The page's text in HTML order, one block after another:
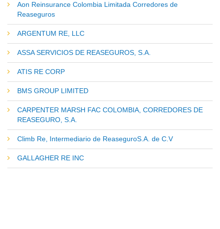
Aon Reinsurance Colombia Limitada Corredores de
Reaseguros
ARGENTUM RE, LLC
ASSA SERVICIOS DE REASEGUROS, S.A.
ATIS RE CORP
BMS GROUP LIMITED
CARPENTER MARSH FAC COLOMBIA, CORREDORES DE
REASEGURO, S.A.
Climb Re, Intermediario de ReaseguroS.A. de C.V
GALLAGHER RE INC